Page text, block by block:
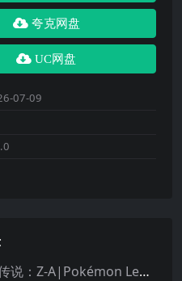
夸克网盘
UC网盘
07-09
宝可梦传说：Z-A|Pokémon Legends: Z-A中文